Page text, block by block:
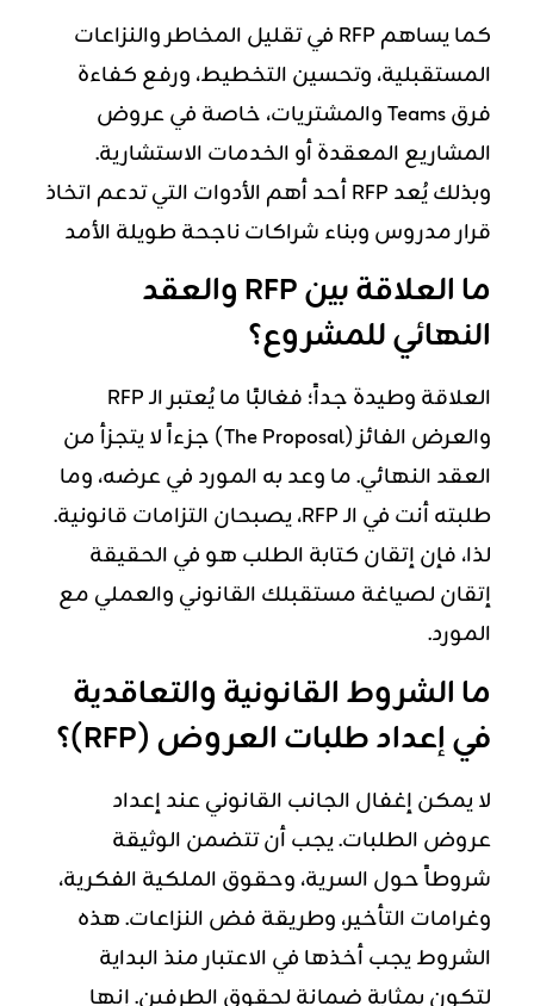
كما يساهم RFP في تقليل المخاطر والنزاعات
المستقبلية، وتحسين التخطيط، ورفع كفاءة
فرق Teams والمشتريات، خاصة في عروض
المشاريع المعقدة أو الخدمات الاستشارية.
وبذلك يُعد RFP أحد أهم الأدوات التي تدعم اتخاذ
قرار مدروس وبناء شراكات ناجحة طويلة الأمد
ما العلاقة بين RFP والعقد
النهائي للمشروع؟
العلاقة وطيدة جداً؛ فغالبًا ما يُعتبر الـ RFP
والعرض الفائز (The Proposal) جزءاً لا يتجزأ من
العقد النهائي. ما وعد به المورد في عرضه، وما
طلبته أنت في الـ RFP، يصبحان التزامات قانونية.
لذا، فإن إتقان كتابة الطلب هو في الحقيقة
إتقان لصياغة مستقبلك القانوني والعملي مع
المورد.
ما الشروط القانونية والتعاقدية
في إعداد طلبات العروض(RFP) ؟
لا يمكن إغفال الجانب القانوني عند إعداد
عروض الطلبات. يجب أن تتضمن الوثيقة
شروطاً حول السرية، وحقوق الملكية الفكرية،
وغرامات التأخير، وطريقة فض النزاعات. هذه
الشروط يجب أخذها في الاعتبار منذ البداية
لتكون بمثابة ضمانة لحقوق الطرفين. إنها